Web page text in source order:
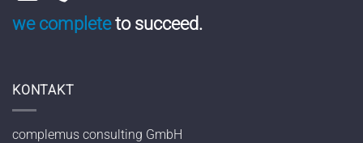
we completeto succeed.
KONTAKT
complemus consulting GmbH